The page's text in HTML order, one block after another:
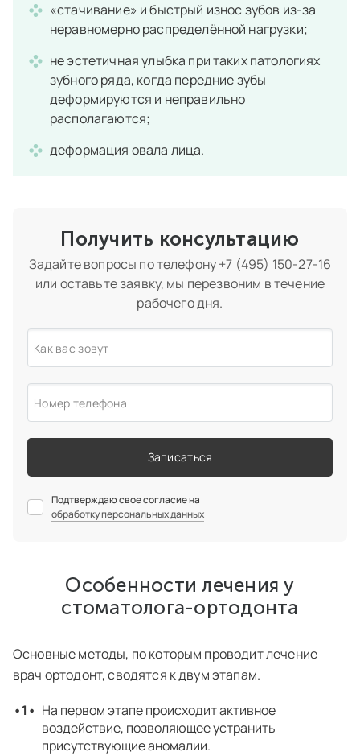
«стачивание» и быстрый износ зубов из-за
неравномерно распределённой нагрузки;
не эстетичная улыбка при таких патологиях
зубного ряда, когда передние зубы
деформируются и неправильно
располагаются;
деформация овала лица.
Получить консультацию
Задайте вопросы по телефону+7 (495) 150-27-16
или оставьте заявку, мы перезвоним в течение
рабочего дня.
Как вас зовут
Номер телефона
Записаться
Подтверждаю свое согласие на
обработку персональных данных
Особенности лечения у
стоматолога-ортодонта
Основные методы, по которым проводит лечение
врач ортодонт, сводятся к двум этапам.
На первом этапе происходит активное
воздействие, позволяющее устранить
присутствующие аномалии.